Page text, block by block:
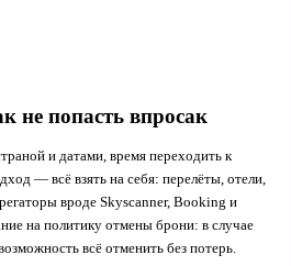
не попасть впросак
и датами, время переходить к
— всё взять на себя: перелёты, отели,
вроде Skyscanner, Booking и
на политику отмены брони: в случае
всё отменить без потерь.